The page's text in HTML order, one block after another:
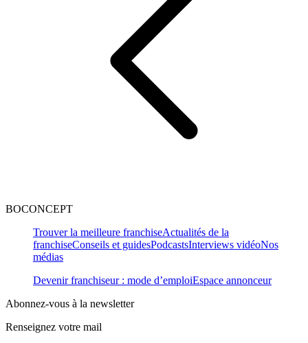
BOCONCEPT
Trouver la meilleure franchiseActualités de la
franchiseConseils et guidesPodcastsInterviews vidéoNos
médias
Devenir franchiseur : mode d’emploiEspace annonceur
Abonnez-vous à la newsletter
Renseignez votre mail